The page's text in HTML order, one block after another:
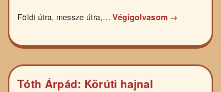
Földi útra, messze útra,…Végigolvasom →
Tóth Árpád: Körúti hajnal